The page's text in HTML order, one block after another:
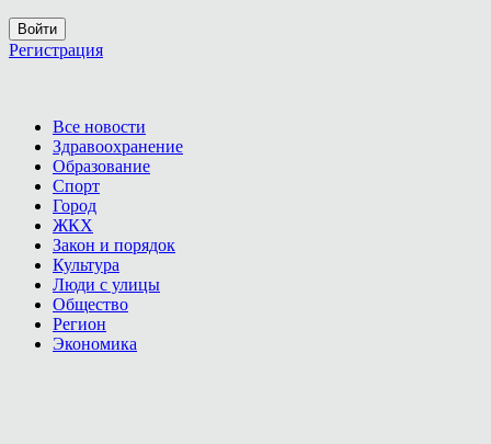
Войти
Регистрация
Все новости
Здравоохранение
Образование
Спорт
Город
ЖКХ
Закон и порядок
Культура
Люди с улицы
Общество
Регион
Экономика